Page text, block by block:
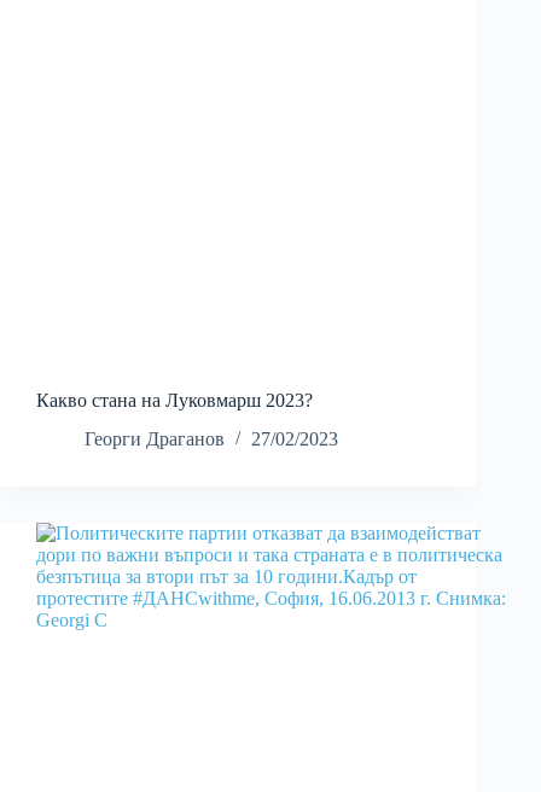
Какво стана на Луковмарш 2023?
Георги Драганов
27/02/2023